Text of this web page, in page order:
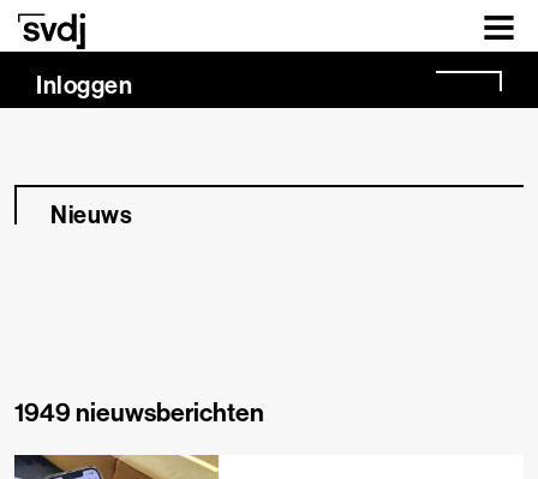
Naar hoofdinhoud
Inloggen
Nieuws
1949 nieuwsberichten